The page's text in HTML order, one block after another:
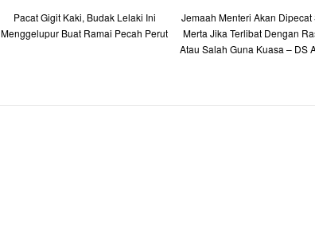
Pacat Gigit Kaki, Budak Lelaki Ini
Menggelupur Buat Ramai Pecah Perut
Jemaah Menteri Akan Dipecat
Merta Jika Terlibat Dengan
Atau Salah Guna Kuasa – DS